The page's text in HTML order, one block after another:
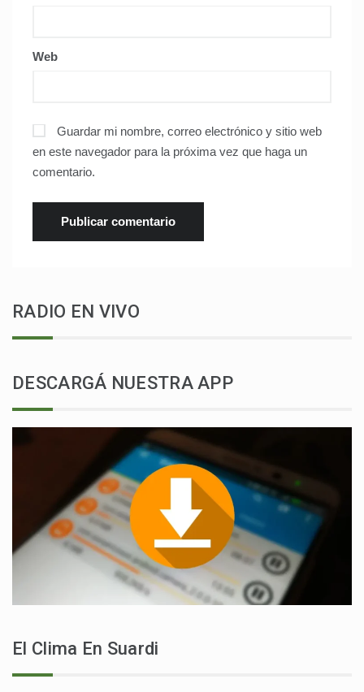
Web
Guardar mi nombre, correo electrónico y sitio web
en este navegador para la próxima vez que haga un
comentario.
RADIO EN VIVO
DESCARGÁ NUESTRA APP
El Clima En Suardi